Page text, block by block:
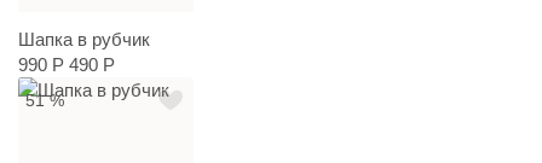
Шапка в рубчик
990 Р 490 Р
51 %